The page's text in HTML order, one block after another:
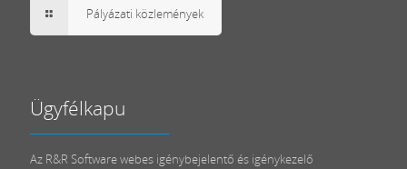
Pályázati közlemények
Ügyfélkapu
Az R&R Software webes igénybejelentő és igénykezelő